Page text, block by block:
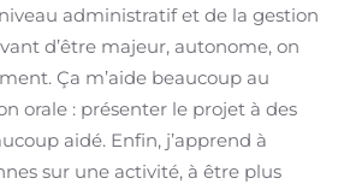
administratif et de la gestion
d’être majeur, autonome, on
Ça m’aide beaucoup au
orale : présenter le projet à des
aidé. Enfin, j’apprend à
sur une activité, à être plus